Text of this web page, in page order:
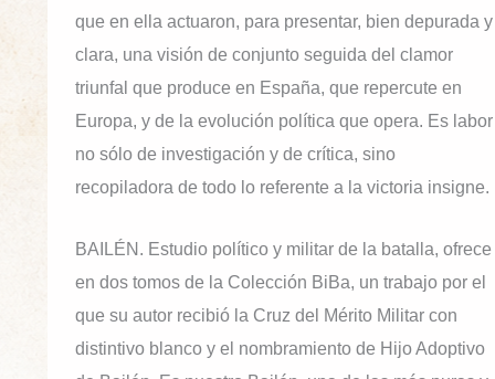
que en ella actuaron, para presentar, bien depurada y
clara, una visión de conjunto seguida del clamor
triunfal que produce en España, que repercute en
Europa, y de la evolución política que opera. Es labor
no sólo de investigación y de crítica, sino
recopiladora de todo lo referente a la victoria insigne.
BAILÉN. Estudio político y militar de la batalla, ofrece
en dos tomos de la Colección BiBa, un trabajo por el
que su autor recibió la Cruz del Mérito Militar con
distintivo blanco y el nombramiento de Hijo Adoptivo